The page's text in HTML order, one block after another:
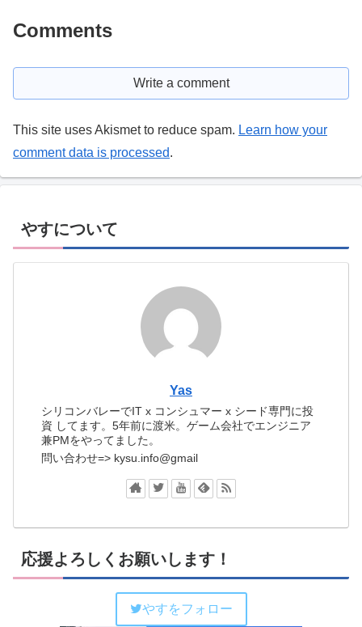
Comments
Write a comment
This site uses Akismet to reduce spam. Learn how your
comment data is processed.
やすについて
Yas
シリコンバレーでIT x コンシュマー x シード専門に投
資 してます。5年前に渡米。ゲーム会社でエンジニア
兼PMをやってました。
問い合わせ=> kysu.info@gmail
応援よろしくお願いします！
やすをフォロー